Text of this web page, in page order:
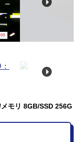
モリ 8GB/SSD 256G